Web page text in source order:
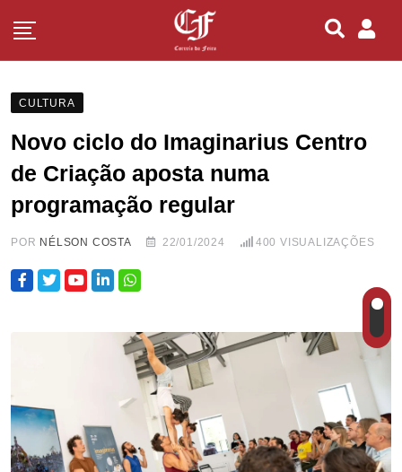
CULTURA
Novo ciclo do Imaginarius Centro
de Criação aposta numa
programação regular
POR NÉLSON COSTA 22/01/2024 400 VISUALIZAÇÕES